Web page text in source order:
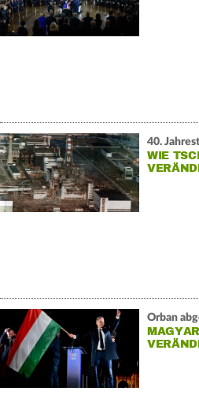
40.
WIE
Orban